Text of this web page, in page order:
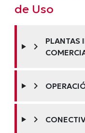
de Uso
chevron_right
PLANTAS
chevron_right
chevron_right